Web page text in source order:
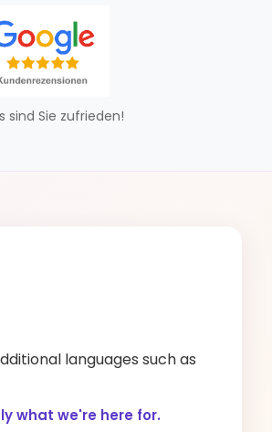
sind Sie zufrieden!
languages such as
what we're here for.